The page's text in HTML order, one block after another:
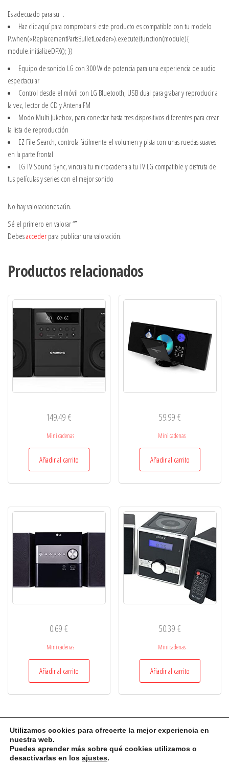
Es adecuado para su .
Haz clic aquí para comprobar si este producto es compatible con tu modelo
P.when(«ReplacementPartsBulletLoader»).execute(function(module){
module.initializeDPX(); })
Equipo de sonido LG con 300 W de potencia para una experiencia de audio
espectacular
Control desde el móvil con LG Bluetooth, USB dual para grabar y reproducir a
la vez, lector de CD y Antena FM
Modo Multi Jukebox, para conectar hasta tres dispositivos diferentes para crear
la lista de reproducción
EZ File Search, controla fácilmente el volumen y pista con unas ruedas suaves
en la parte frontal
LG TV Sound Sync, vincula tu microcadena a tu TV LG compatible y disfruta de
tus películas y series con el mejor sonido
No hay valoraciones aún.
Sé el primero en valorar “”
Debesacceder para publicar una valoración.
Productos relacionados
149.49€
Mini cadenas
Añadir al carrito
59.99€
Mini cadenas
Añadir al carrito
0.69€
Mini cadenas
Añadir al carrito
50.39€
Mini cadenas
Añadir al carrito
Auto Amazon Links: No se encontraron productos.
Utilizamos cookies para ofrecerte la mejor experiencia en
nuestra web.
Puedes aprender más sobre qué cookies utilizamos o
desactivarlas en los ajustes.